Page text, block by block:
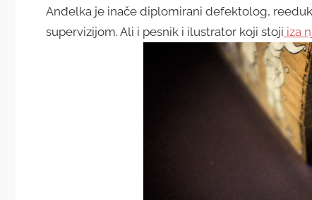
Anđelka je inače diplomirani defektolog,
supervizijom. Ali i pesnik i ilustrator koji stoji iza